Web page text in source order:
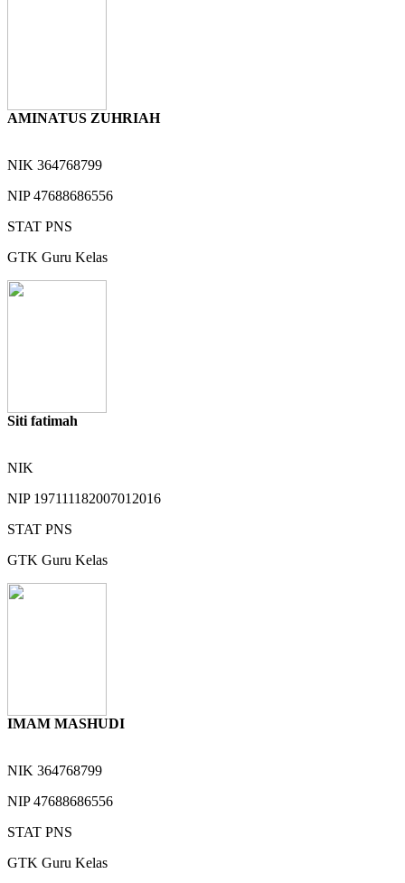
AMINATUS ZUHRIAH
NIK 364768799
NIP47688686556
STAT PNS
GTK Guru Kelas
Siti fatimah
NIK
NIP 197111182007012016
STAT PNS
GTK Guru Kelas
IMAM MASHUDI
NIK 364768799
NIP47688686556
STAT PNS
GTK Guru Kelas